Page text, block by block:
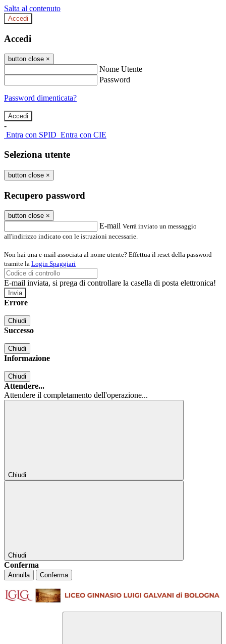
Salta al contenuto
Accedi
Accedi
button close ×
Nome Utente
Password
Password dimenticata?
-
Entra con SPID Entra con CIE
Seleziona utente
button close ×
Recupero password
button close ×
E-mail Verrà inviato un messaggio
all'indirizzo indicato con le istruzioni necessarie.
Non hai una e-mail associata al nome utente? Effettua il reset della password
tramite la Login Spaggiari
E-mail inviata, si prega di controllare la casella di posta elettronica!
Errore
Chiudi
Successo
Chiudi
Informazione
Chiudi
Attendere...
Attendere il completamento dell'operazione...
Chiudi
Chiudi
Conferma
Annulla Conferma